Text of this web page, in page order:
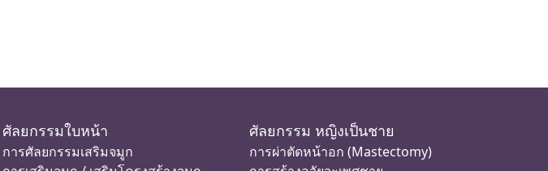
ศัลยกรรมใบหน้า
การศัลยกรรมเสริมจมูก
ศัลยกรรม หญิงเป็นชาย
การผ่าตัดหน้าอก (Mastectomy)